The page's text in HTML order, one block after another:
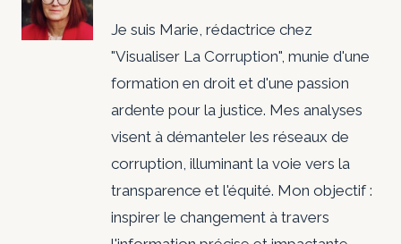
Je suis Marie, rédactrice chez
"Visualiser La Corruption", munie d'une
formation en droit et d'une passion
ardente pour la justice. Mes analyses
visent à démanteler les réseaux de
corruption, illuminant la voie vers la
transparence et l'équité. Mon objectif :
inspirer le changement à travers